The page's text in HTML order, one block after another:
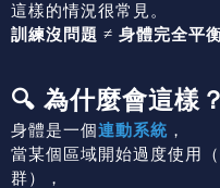
這樣的情況很常見。
訓練沒問題 ≠ 身體完全平
🔍 為什麼會這樣？
身體是一個連動系統 ，
當某個區域開始過度使用
群），